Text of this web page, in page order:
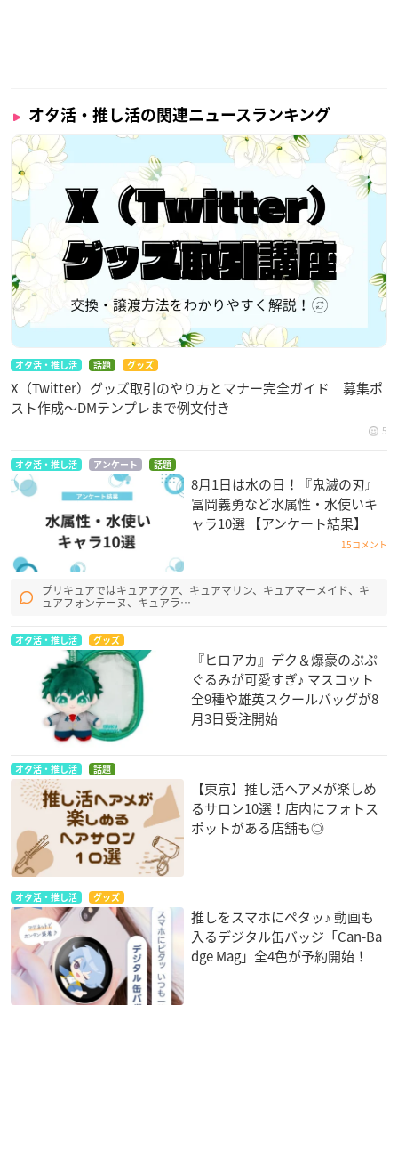
オタ活・推し活の関連ニュースランキング
オタ活・推し活 話題 グッズ
X（Twitter）グッズ取引のやり方とマナー完全ガイド 募集ポ
スト作成〜DMテンプレまで例文付き
5
オタ活・推し活 アンケート 話題
8月1日は水の日！『鬼滅の刃』
冨岡義勇など水属性・水使いキ
ャラ10選 【アンケート結果】
15コメント
プリキュアではキュアアクア、キュアマリン、キュアマーメイド、キ
ュアフォンテーヌ、キュアラ…
オタ活・推し活 グッズ
『ヒロアカ』デク＆爆豪のぷぷ
ぐるみが可愛すぎ♪ マスコット
全9種や雄英スクールバッグが8
月3日受注開始
オタ活・推し活 話題
【東京】推し活ヘアメが楽しめ
るサロン10選！店内にフォトス
ポットがある店舗も◎
オタ活・推し活 グッズ
推しをスマホにペタッ♪ 動画も
入るデジタル缶バッジ「Can-Ba
dge Mag」全4色が予約開始！